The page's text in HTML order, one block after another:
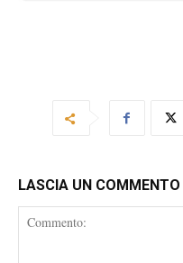
LASCIA UN COMMENTO